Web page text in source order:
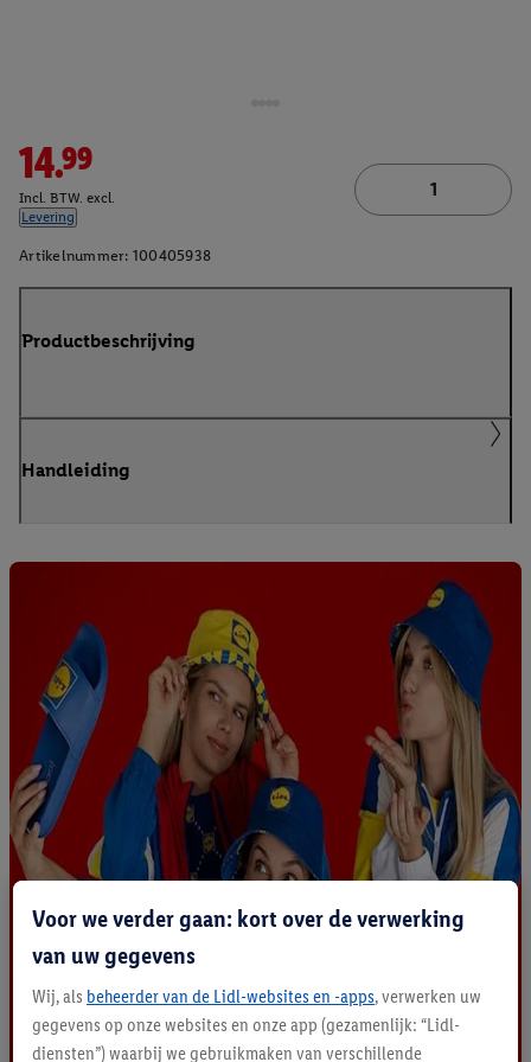
14.99
Incl. BTW. excl.
Levering
Artikelnummer: 100405938
Productbeschrijving
Handleiding
Voor we verder gaan: kort over de verwerking
van uw gegevens
Wij, als beheerder van de Lidl-websites en -apps, verwerken uw
gegevens op onze websites en onze app (gezamenlijk: “Lidl-
diensten”) waarbij we gebruikmaken van verschillende